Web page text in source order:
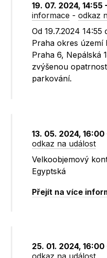
19. 07. 2024, 14:55
informace -odkaz
Od 19.7.2024 14:55
Praha okres území
Praha 6, Nepálská
zvýšenou
parkování.
13. 05. 2024,
odkaz na událost
Velkoobjemový
Egyptská
Přejít na více
25. 01. 2024,
odkaz na událost